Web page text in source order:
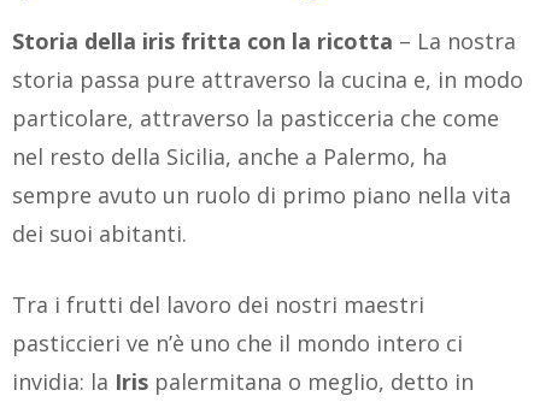
Storia della iris fritta con la ricotta – La nostra
storia passa pure attraverso la cucina e, in modo
particolare, attraverso la pasticceria che come
nel resto della Sicilia, anche a Palermo, ha
sempre avuto un ruolo di primo piano nella vita
dei suoi abitanti.
Tra i frutti del lavoro dei nostri maestri
pasticcieri ve n’è uno che il mondo intero ci
invidia: la Iris palermitana o meglio, detto in